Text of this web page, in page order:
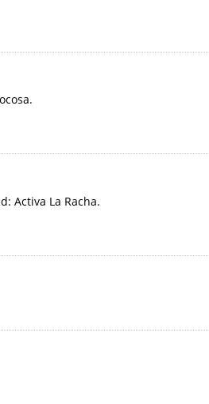
Activa La Racha.